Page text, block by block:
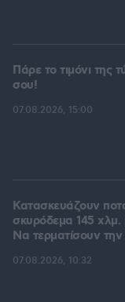
Πάρε το τιμόνι της
σου!
07.08.2026, 15:00
Κατασκευάζουν
σκυρόδεμα 145
Να τερματίσουν
07.08.2026, 10:32